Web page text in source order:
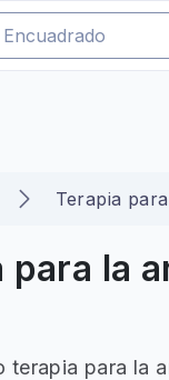
Terapia
la
para la